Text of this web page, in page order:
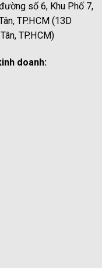
số 6, Khu Phố 7,
TP.HCM (13D
TP.HCM)
doanh: